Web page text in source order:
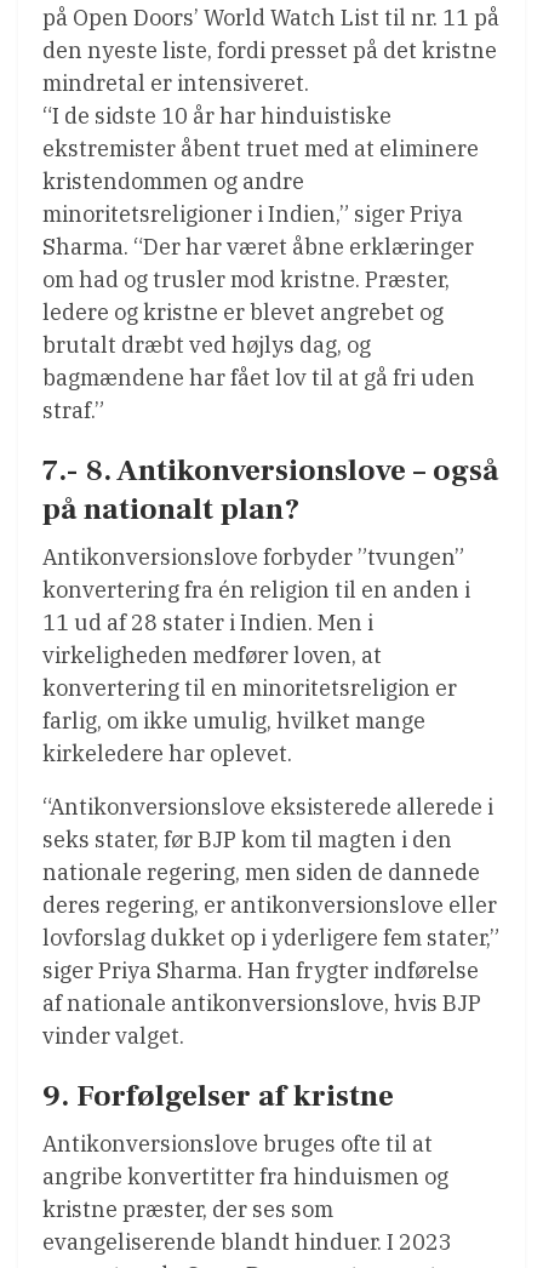
på Open Doors’ World Watch List til nr. 11 på
den nyeste liste, fordi presset på det kristne
mindretal er intensiveret.
“I de sidste 10 år har hinduistiske
ekstremister åbent truet med at eliminere
kristendommen og andre
minoritetsreligioner i Indien,” siger Priya
Sharma. “Der har været åbne erklæringer
om had og trusler mod kristne. Præster,
ledere og kristne er blevet angrebet og
brutalt dræbt ved højlys dag, og
bagmændene har fået lov til at gå fri uden
straf.”
7.- 8. Antikonversionslove – også
på nationalt plan?
Antikonversionslove forbyder ”tvungen”
konvertering fra én religion til en anden i
11 ud af 28 stater i Indien. Men i
virkeligheden medfører loven, at
konvertering til en minoritetsreligion er
farlig, om ikke umulig, hvilket mange
kirkeledere har oplevet.
“Antikonversionslove eksisterede allerede i
seks stater, før BJP kom til magten i den
nationale regering, men siden de dannede
deres regering, er antikonversionslove eller
lovforslag dukket op i yderligere fem stater,”
siger Priya Sharma. Han frygter indførelse
af nationale antikonversionslove, hvis BJP
vinder valget.
9. Forfølgelser af kristne
Antikonversionslove bruges ofte til at
angribe konvertitter fra hinduismen og
kristne præster, der ses som
evangeliserende blandt hinduer. I 2023